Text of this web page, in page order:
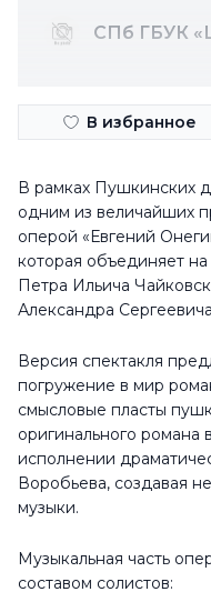
СПб ГБУК
В избранное
В рамках Пушкинских
одним из величайших
оперой «Евгений
которая объединяет
Петра Ильича
Александра
Версия спектакля
погружение в мир
смысловые пласты
оригинального романа
исполнении
Воробьева, создавая
музыки.
Музыкальная часть
составом солистов: